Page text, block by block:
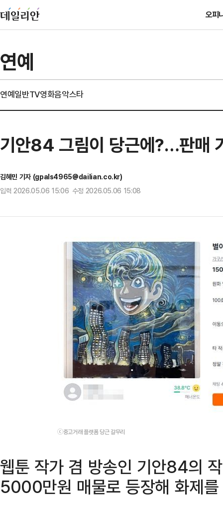
오피
연예
연예일반TV영화음악스타
기안84 그림이 당근에?…판매
김혜민 기자 (gpals4965@dailian.co.kr)
입력 2026.05.06 15:06 수정 2026.05.06 15:08
ⓒ중고거래 플랫폼 당근 갈무리
웹툰 작가 겸 방송인 기안84의
5000만원 매물로 등장해 화제를